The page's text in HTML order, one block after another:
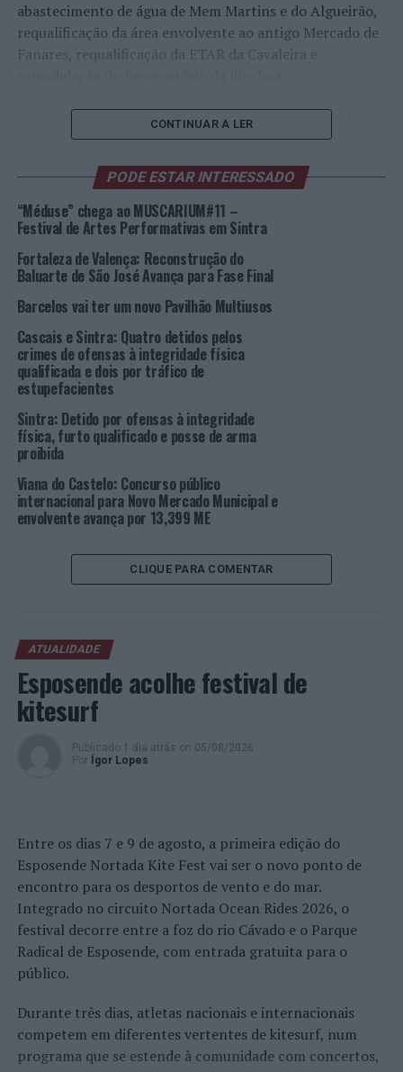
abastecimento de água de Mem Martins e do Algueirão,
requalificação da área envolvente ao antigo Mercado de
Fanares, requalificação da ETAR da Cavaleira e
O presidente da autarquia, Basílio Horta, sublinhou que
“continuamos a reforçar o investimento em todo o
disso, é a maior freguesia do concelho e onde vive mais
gente e como tal, nós temos de ter uma prioridade
acrescida porque o nosso trabalho é para as pessoas e
Os SMAS de Sintra têm em curso a remodelação da rede
de abastecimento de água de Mem-Martins com origem
no reservatório de Ouressa e a empreitada abrange a
renovação de todas as condutas em fibrocimento, numa
área de intervenção de 5,5 quilómetros, que inclui,
ainda, a substituição dos ramais domiciliários e
implementação de uma Zona de Medição e Controlo
(ZMC).
Os trabalhos compreendem, ainda, a substituição dos
equipamentos de deposição de resíduos urbanos, com a
instalação de 234 contentores enterrados (75 para
papel/cartão e 53 de vidro), implementados em 53
pontos de deposição.
de renovação das infraestruturas da rede de
desempenho e eficiência do sistema, assim como reduzir
a ocorrência de ruturas, beneficiando cerca de 13.360
Apostados em prosseguir a renovação das
proceder à remodelação da rede de abastecimento de
água na zona do Algueirão, numa extensão de 18,8
quilómetros, incluindo a substituição de ramais
domiciliários (1.139 unidades) e a implementação de três
Zonas de Medição e Controlo (ZMC), no sentido de
reduzir as perdas de água.
Os trabalhos compreendem, ainda, a execução de uma
ciclovia entre Ouressa e a Igreja do Algueirão, numa
distância de 2,8 km, estabelecendo a ligação entre as
sedes dos agrupamentos de escolas Ferreira de Castro e
CONTINUAR A LER
PODE ESTAR INTERESSADO
“Méduse” chega ao MUSCARIUM#11 –
Festival de Artes Performativas em Sintra
Fortaleza de Valença: Reconstrução do
Baluarte de São José Avança para Fase Final
Barcelos vai ter um novo Pavilhão Multiusos
Cascais e Sintra: Quatro detidos pelos
crimes de ofensas à integridade física
qualificada e dois por tráfico de
estupefacientes
Sintra: Detido por ofensas à integridade
física, furto qualificado e posse de arma
proibida
Viana do Castelo: Concurso público
internacional para Novo Mercado Municipal e
envolvente avança por 13,399 ME
CLIQUE PARA COMENTAR
ATUALIDADE
Esposende acolhe festival de
kitesurf
Publicado 1 dia atrás on 05/08/2026
Por
Ígor Lopes
Entre os dias 7 e 9 de agosto, a primeira edição do
Esposende Nortada Kite Fest vai ser o novo ponto de
encontro para os desportos de vento e do mar.
Integrado no circuito Nortada Ocean Rides 2026, o
festival decorre entre a foz do rio Cávado e o Parque
Radical de Esposende, com entrada gratuita para o
público.
Durante três dias, atletas nacionais e internacionais
competem em diferentes vertentes de kitesurf, num
programa que se estende à comunidade com concertos,